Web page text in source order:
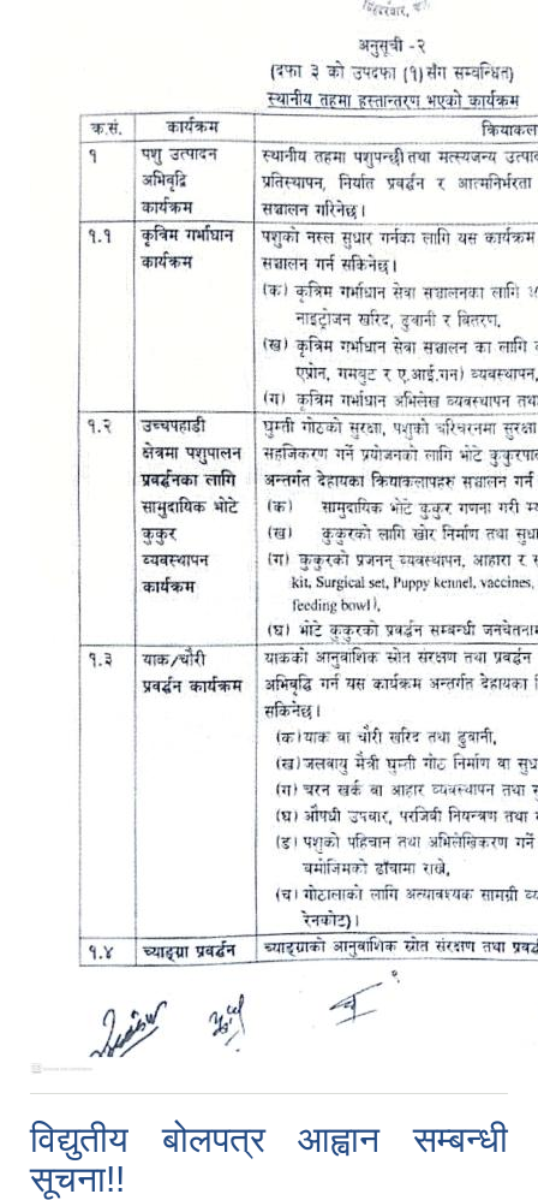
विद्युतीय बोलपत्र आह्वान सम्बन्धी
सूचना!!